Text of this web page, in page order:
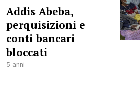
Addis Abeba,
perquisizioni e
conti bancari
bloccati
5 anni